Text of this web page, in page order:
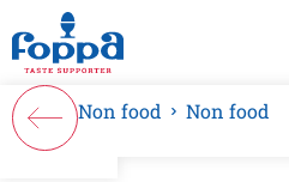
springen
Non food Non food